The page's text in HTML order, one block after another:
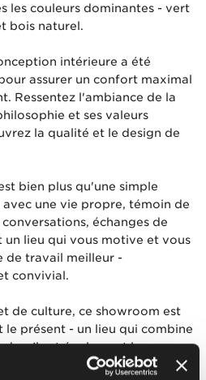
les couleurs dominantes - vert
bois naturel.
intérieure a été
assurer un confort maximal
Ressentez l'ambiance de la
et ses valeurs
la qualité et le design de
bien plus qu'une simple
une vie propre, témoin de
échanges de
un lieu qui vous motive et vous
de travail meilleur -
convivial.
de culture, ce showroom est
le présent - un lieu qui combine
Il est également la preuve
marque aspire à l'excellence, à